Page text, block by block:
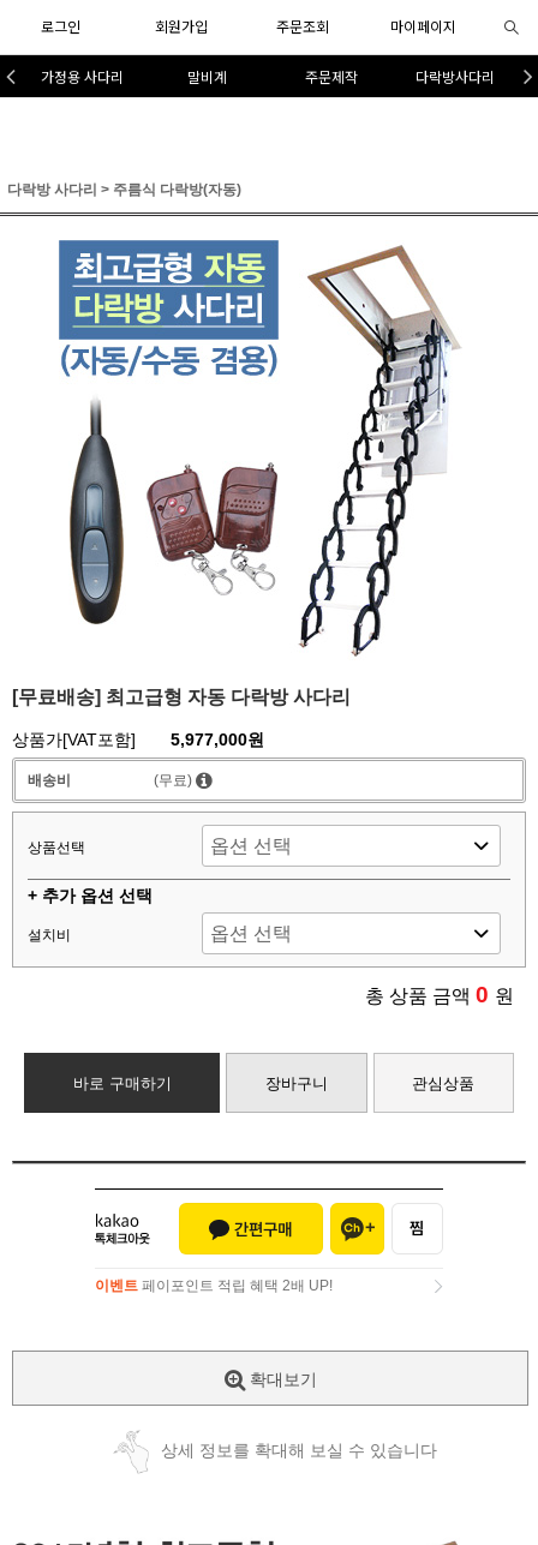
로그인 회원가입 주문조회 마이페이지
가정용 사다리 말비계 주문제작 다락방사다리
다락방 사다리 > 주름식 다락방(자동)
[무료배송] 최고급형 자동 다락방 사다리
상품가[VAT포함] 5,977,000원
배송비 (무료)
상품선택
+ 추가 옵션 선택
설치비
총 상품 금액 0 원
바로 구매하기 장바구니 관심상품
이벤트 페이포인트 적립 혜택 2배 UP!
확대보기
상세 정보를 확대해 보실 수 있습니다